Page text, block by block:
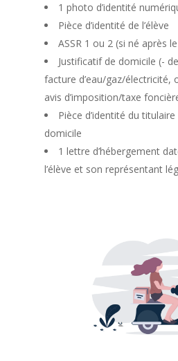
1 photo d’identité
Pièce d’identité de l’élève
ASSR 1 ou 2 (si né après
Justificatif de domicile (-
facture d’eau/gaz/électricité,
avis d’imposition/taxe
Pièce d’identité du
domicile
1 lettre d’hébergement
l’élève et son représentant